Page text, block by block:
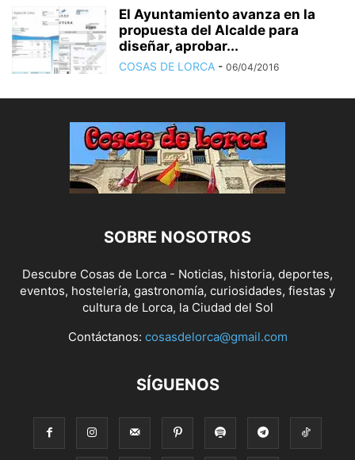
El Ayuntamiento avanza en la
propuesta del Alcalde para
diseñar, aprobar...
COSAS DE LORCA - 06/04/2016
SOBRE NOSOTROS
Descubre Cosas de Lorca - Noticias, historia, deportes,
eventos, hostelería, gastronomía, curiosidades, fiestas y
cultura de Lorca, la Ciudad del Sol
Contáctanos: cosasdelorca@gmail.com
SÍGUENOS